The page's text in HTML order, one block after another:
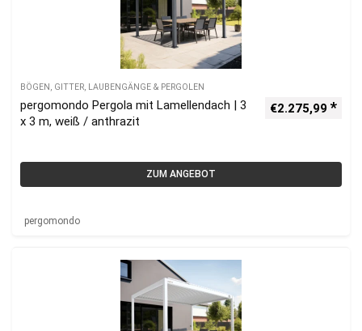
BÖGEN, GITTER, LAUBENGÄNGE & PERGOLEN
pergomondo Pergola mit Lamellendach | 3
x 3 m, weiß / anthrazit
€2.275,99
ZUM ANGEBOT
pergomondo